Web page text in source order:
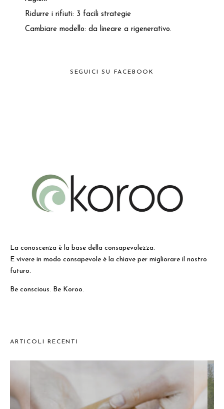
Ridurre i rifiuti: 3 facili strategie
Cambiare modello: da lineare a rigenerativo.
SEGUICI SU FACEBOOK
La conoscenza è la base della consapevolezza.
E vivere in modo consapevole è la chiave per migliorare il nostro
futuro.
Be conscious. Be Koroo.
ARTICOLI RECENTI